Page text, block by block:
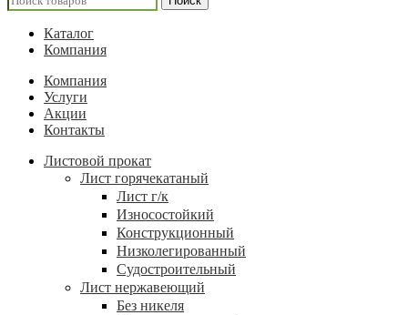
Каталог
Компания
Компания
Услуги
Акции
Контакты
Листовой прокат
Лист горячекатаный
Лист г/к
Износостойкий
Конструкционный
Низколегированный
Судостроительный
Лист нержавеющий
Без никеля